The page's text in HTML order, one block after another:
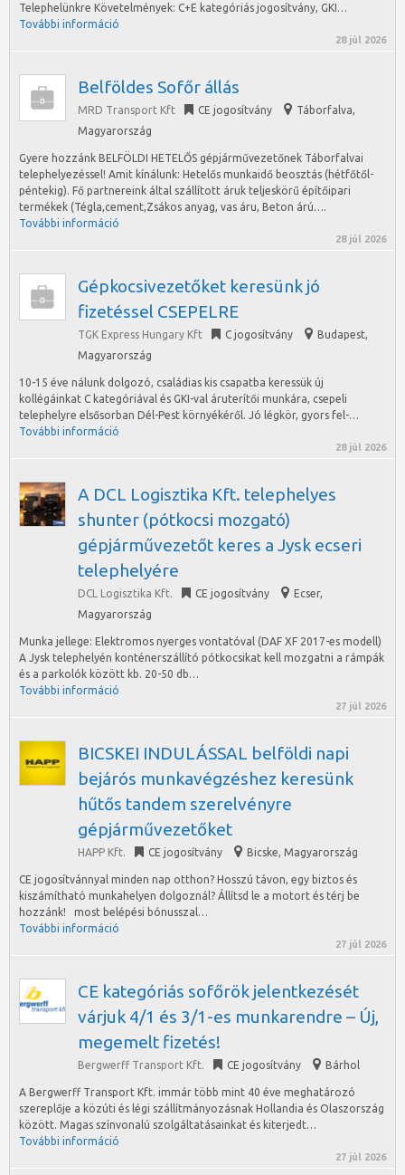
Telephelünkre Követelmények: C+E kategóriás jogosítvány, GKI…
További információ
28 júl 2026
Belföldes Sofőr állás
MRD Transport Kft CE jogosítvány Táborfalva,
Magyarország
Gyere hozzánk BELFÖLDI HETELŐS gépjárművezetőnek Táborfalvai
telephelyezéssel! Amit kínálunk: Hetelős munkaidő beosztás (hétfőtől-
péntekig). Fő partnereink által szállított áruk teljeskörű építőipari
termékek (Tégla,cement,Zsákos anyag, vas áru, Beton árú….
További információ
28 júl 2026
Gépkocsivezetőket keresünk jó
fizetéssel CSEPELRE
TGK Express Hungary Kft C jogosítvány Budapest,
Magyarország
10-15 éve nálunk dolgozó, családias kis csapatba keressük új
kollégáinkat C kategóriával és GKI-val áruterítői munkára, csepeli
telephelyre elsősorban Dél-Pest környékéről. Jó légkör, gyors fel-…
További információ
28 júl 2026
A DCL Logisztika Kft. telephelyes
shunter (pótkocsi mozgató)
gépjárművezetőt keres a Jysk ecseri
telephelyére
DCL Logisztika Kft. CE jogosítvány Ecser,
Magyarország
Munka jellege: Elektromos nyerges vontatóval (DAF XF 2017-es modell)
A Jysk telephelyén konténerszállító pótkocsikat kell mozgatni a rámpák
és a parkolók között kb. 20-50 db…
További információ
27 júl 2026
BICSKEI INDULÁSSAL belföldi napi
bejárós munkavégzéshez keresünk
hűtős tandem szerelvényre
gépjárművezetőket
HAPP Kft. CE jogosítvány Bicske, Magyarország
CE jogosítvánnyal minden nap otthon? Hosszú távon, egy biztos és
kiszámítható munkahelyen dolgoznál? Állítsd le a motort és térj be
hozzánk! most belépési bónusszal…
További információ
27 júl 2026
CE kategóriás sofőrök jelentkezését
várjuk 4/1 és 3/1-es munkarendre – Új,
megemelt fizetés!
Bergwerff Transport Kft. CE jogosítvány Bárhol
A Bergwerff Transport Kft. immár több mint 40 éve meghatározó
szereplője a közúti és légi szállítmányozásnak Hollandia és Olaszország
között. Magas színvonalú szolgáltatásainkat és kiterjedt…
További információ
27 júl 2026